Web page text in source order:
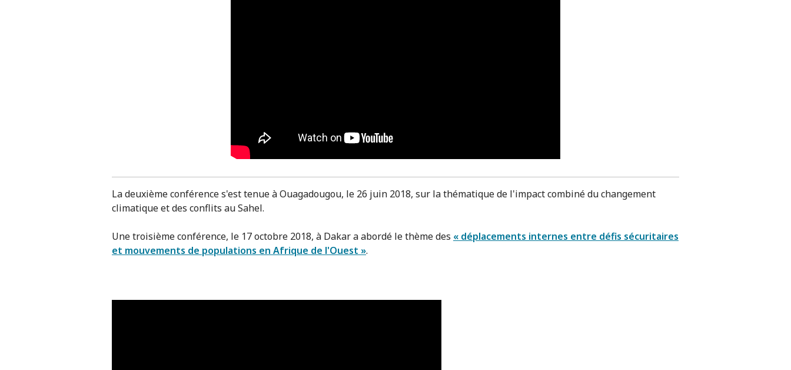
La deuxième conférence s'est tenue à Ouagadougou, le 26 juin 2018, sur la thématique de l'impact combiné du changement
climatique et des conflits au Sahel.
Une troisième conférence, le 17 octobre 2018, à Dakar a abordé le thème des « déplacements internes entre défis sécuritaires
et mouvements de populations en Afrique de l'Ouest ».